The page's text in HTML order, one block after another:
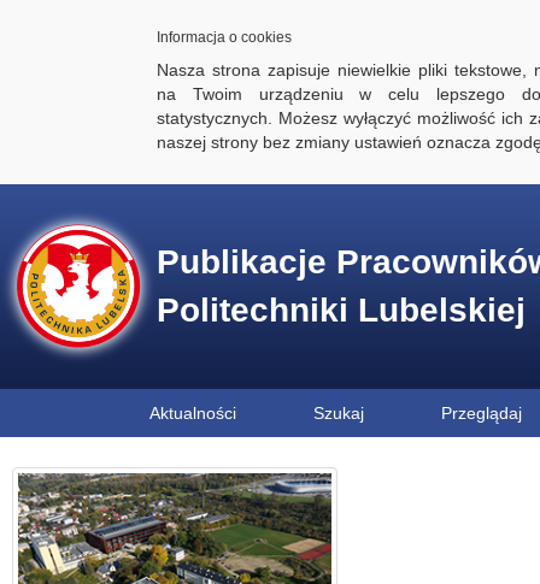
Informacja o cookies
Nasza strona zapisuje niewielkie pliki tekstowe,
na Twoim urządzeniu w celu lepszego
statystycznych. Możesz wyłączyć możliwość ich
naszej strony bez zmiany ustawień oznacza
Publikacje
Politechniki Lubelskiej
Aktualności Szukaj Przeglądaj